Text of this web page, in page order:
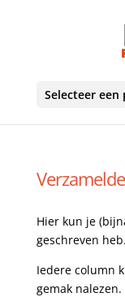
Selecteer een
Hier kun je
geschreven heb.
Iedere column
gemak nalezen.